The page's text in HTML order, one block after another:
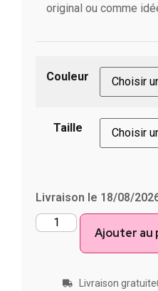
original ou comme
Couleur
Taille
Livraison le 18/08/
Ajouter au
Livraison gratuite